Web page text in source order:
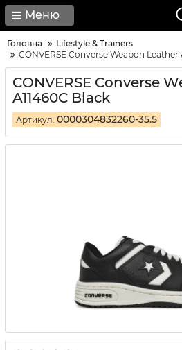
Меню
Головна
Lifestyle & Trainers
CONVERSE Converse Weapon Leather
CONVERSE Converse
A11460C Black
Артикул: 0000304832260-35.5